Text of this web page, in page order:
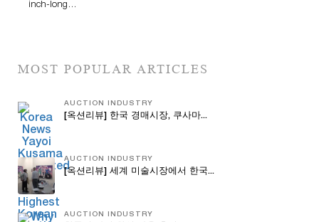
inch-long…
MOST POPULAR ARTICLES
AUCTION INDUSTRY
[옥션리뷰] 한국 경매시장, 쿠사마...
AUCTION INDUSTRY
[옥션리뷰] 세계 미술시장에서 한국...
AUCTION INDUSTRY